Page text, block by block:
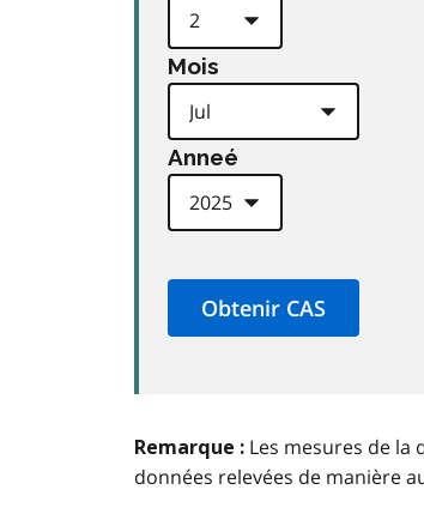
Mois
Anneé
Remarque : Les mesures de la
données relevées de manière